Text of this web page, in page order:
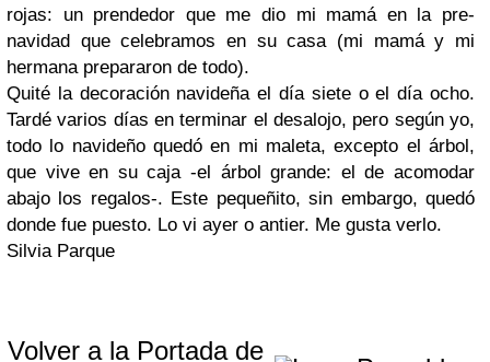
rojas: un prendedor que me dio mi mamá en la pre-
navidad que celebramos en su casa (mi mamá y mi
hermana prepararon de todo).
Quité la decoración navideña el día siete o el día ocho.
Tardé varios días en terminar el desalojo, pero según yo,
todo lo navideño quedó en mi maleta, excepto el árbol,
que vive en su caja -el árbol grande: el de acomodar
abajo los regalos-. Este pequeñito, sin embargo, quedó
donde fue puesto. Lo vi ayer o antier. Me gusta verlo.
Silvia Parque
Volver a la Portada de